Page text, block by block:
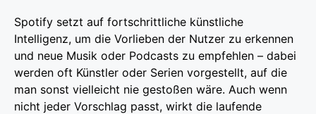
Spotify setzt auf fortschrittliche künstliche
Intelligenz, um die Vorlieben der Nutzer zu erkennen
und neue Musik oder Podcasts zu empfehlen – dabei
werden oft Künstler oder Serien vorgestellt, auf die
man sonst vielleicht nie gestoßen wäre. Auch wenn
nicht jeder Vorschlag passt, wirkt die laufende